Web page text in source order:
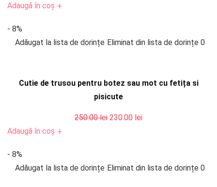
250.00 lei.
Adaugă în coș +
- 8%
Adăugat la lista de dorințe Eliminat din lista de dorințe 0
Cutie de trusou pentru botez sau mot cu fetița si
pisicute
250.00lei Prețul
250.00 lei.
230.00 leiPrețul
Adaugă în coș +
- 8%
Adăugat la lista de dorințe Eliminat din lista de dorințe 0